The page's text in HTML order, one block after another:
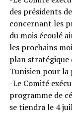
des présidents
concernant les
du mois écoulé
les prochains
plan stratégique
Tunisien pour la
-Le Comité
programme de
se tiendra le 4